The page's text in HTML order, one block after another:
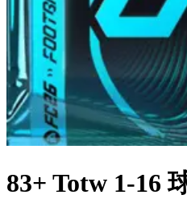
83+ Totw 1-16